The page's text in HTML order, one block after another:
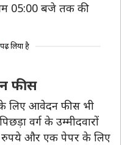
05:00 बजे तक की
पढ़ लिया है
फीस
लिए आवेदन फीस भी
वर्ग के उम्मीदवारों
रुपये और एक पेपर के लिए